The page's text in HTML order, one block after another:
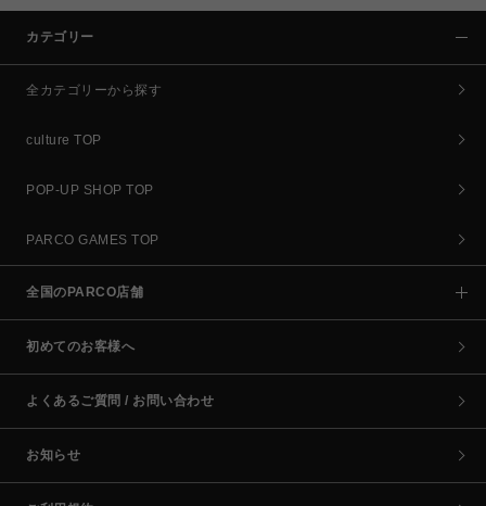
カテゴリー
全カテゴリーから探す
culture TOP
POP-UP SHOP TOP
PARCO GAMES TOP
全国のPARCO店舗
初めてのお客様へ
よくあるご質問 / お問い合わせ
お知らせ